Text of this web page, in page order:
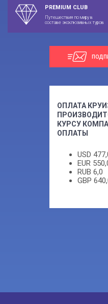
PREMIUM CLUB
Путешествия по миру в
составе эксклюзивных туров
ОПЛАТА
КУРСУ
ОПЛАТЫ
USD
EUR
RUB 6,0
GBP